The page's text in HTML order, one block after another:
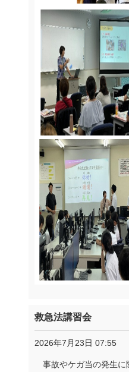
救急法講習会
2026年7月23日 07:55
事故やケガ当の発生に